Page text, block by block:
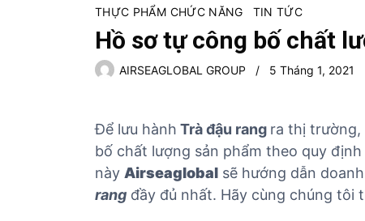
THỰC PHẨM CHỨC NĂNG TIN TỨC
Hồ sơ tự công bố chất
AIRSEAGLOBAL GROUP 5 Tháng 1, 2021
Để lưu hành Trà đậu rang ra thị trường,
bố chất lượng sản phẩm theo quy
này Airseaglobal sẽ hướng dẫn
rang đầy đủ nhất. Hãy cùng chúng tôi